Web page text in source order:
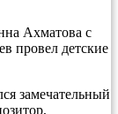
Ахматова с
провел детские
замечательный